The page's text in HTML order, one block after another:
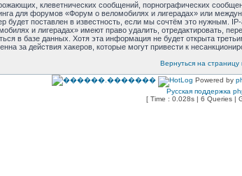
клеветнических сообщений, порнографических
для форумов «Форум о веломобилях и лигерадах» или
будет поставлен в известность, если мы сочтём это нужным.
и лигерадах» имеют право удалить, отредактировать,
в базе данных. Хотя эта информация не будет открыта
за действия хакеров, которые могут привести к
Вернуться на страницу
Powered by
Русская поддержка
[ Time : 0.028s | 6 Queries |